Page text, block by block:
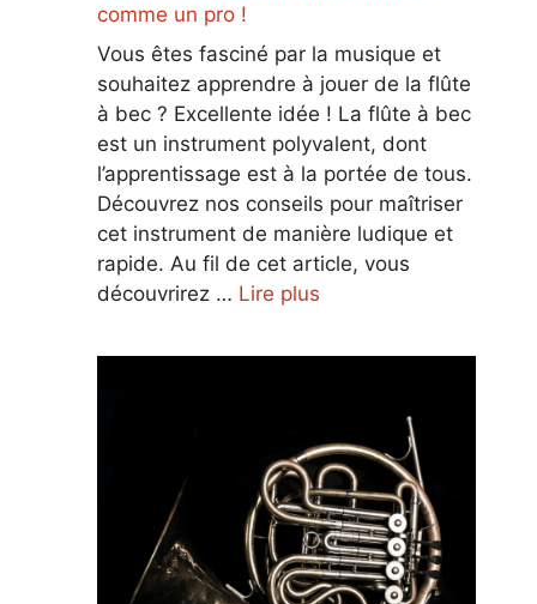
comme un pro !
Vous êtes fasciné par la musique et
souhaitez apprendre à jouer de la flûte
à bec ? Excellente idée ! La flûte à bec
est un instrument polyvalent, dont
l’apprentissage est à la portée de tous.
Découvrez nos conseils pour maîtriser
cet instrument de manière ludique et
rapide. Au fil de cet article, vous
découvrirez … Lire plus